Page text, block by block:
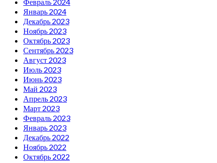
Январь 2024
Декабрь 2023
Ноябрь 2023
Октябрь 2023
Сентябрь 2023
Август 2023
Июль 2023
Июнь 2023
Май 2023
Апрель 2023
Март 2023
Февраль 2023
Январь 2023
Декабрь 2022
Ноябрь 2022
Октябрь 2022